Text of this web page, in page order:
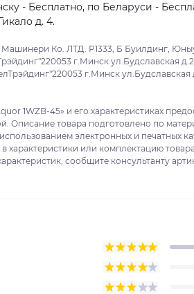
- Бесплатно, по Беларуси -
д. 4.
Машинери Ко. ЛТД. Р1333, Б Буилдинг,
г.Минск ул.Будславская
г.Минск ул.Будславская
1WZB-45» и его характеристиках
Описание товара подготовлено по
электронных и печатных
характеристики или комплектацию
сообщите консультанту